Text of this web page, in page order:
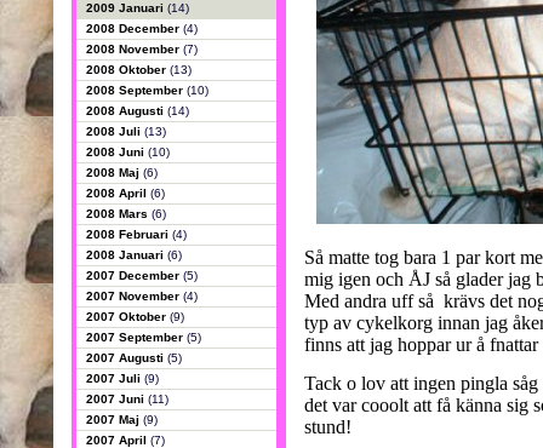
2009 Januari (14)
2008 December (4)
2008 November (7)
2008 Oktober (13)
2008 September (10)
2008 Augusti (14)
2008 Juli (13)
2008 Juni (10)
2008 Maj (6)
2008 April (6)
2008 Mars (6)
2008 Februari (4)
2008 Januari (6)
2007 December (5)
2007 November (4)
2007 Oktober (9)
2007 September (5)
2007 Augusti (5)
2007 Juli (9)
2007 Juni (11)
2007 Maj (9)
2007 April (7)
Så matte tog bara 1 par kort
mig igen och ÅJ så glader jag
Med andra uff så krävs det
typ av cykelkorg innan jag
finns att jag hoppar ur å
Tack o lov att ingen pingla
det var cooolt att få känna sig
stund!